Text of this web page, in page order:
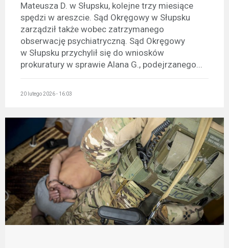
Mateusza D. w Słupsku, kolejne trzy miesiące
spędzi w areszcie. Sąd Okręgowy w Słupsku
zarządził także wobec zatrzymanego
obserwację psychiatryczną. Sąd Okręgowy
w Słupsku przychylił się do wniosków
prokuratury w sprawie Alana G., podejrzanego...
20 lutego 2026 - 16:03